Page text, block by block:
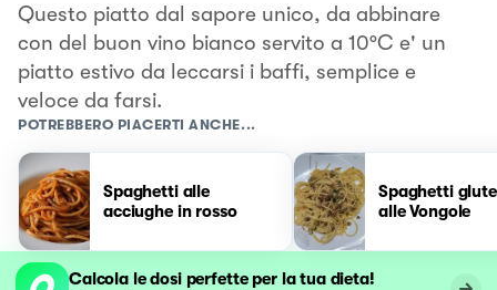
Questo piatto dal sapore unico, da abbinare
con del buon vino bianco servito a 10°C e' un
piatto estivo da leccarsi i baffi, semplice e
veloce da farsi.
POTREBBERO PIACERTI ANCHE...
Spaghetti alle
acciughe in rosso
Spaghetti
alle Vongole
Calcola le dosi perfette per la tua dieta!